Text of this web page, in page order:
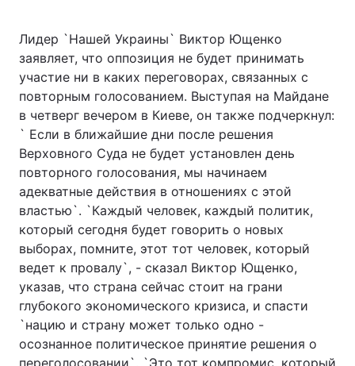
Головна Війна
Україна Політика
Економіка Світ
Лидер `Нашей Украины` Виктор Ющенко
заявляет, что оппозиция не будет принимать
участие ни в каких переговорах, связанных с
повторным голосованием. Выступая на Майдане
в четверг вечером в Киеве, он также подчеркнул:
` Если в ближайшие дни после решения
Верховного Суда не будет установлен день
повторного голосования, мы начинаем
адекватные действия в отношениях с этой
властью`. `Каждый человек, каждый политик,
который сегодня будет говорить о новых
выборах, помните, этот тот человек, который
ведет к провалу`, - сказал Виктор Ющенко,
указав, что страна сейчас стоит на грани
глубокого экономического кризиса, и спасти
`нацию и страну может только одно -
осознанное политическое принятие решения о
переголосовании`. `Это тот компромис, который